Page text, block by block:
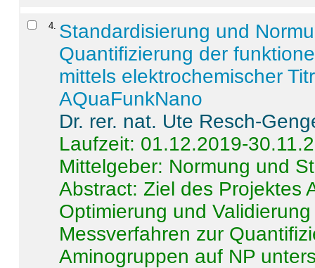
4 Standardisierung und
Quantifizierung der
mittels elektrochemischer
AQuaFunkNano
Dr. rer. nat. Ute Resch-
Laufzeit: 01.12.2019-
Mittelgeber: Normung und
Abstract:Ziel des Projektes
Optimierung und
Messverfahren zur
Aminogruppen auf NP